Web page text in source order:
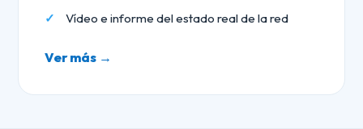
Vídeo e informe del estado real de la red
Ver más →